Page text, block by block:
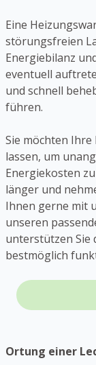
Eine
störungsfreien
Energiebilanz
eventuell
und schnell
führen.
Sie möchten
lassen, um
Energiekosten
länger und
Ihnen gerne mit
unseren
unterstützen Sie
bestmöglich
Ortung einer